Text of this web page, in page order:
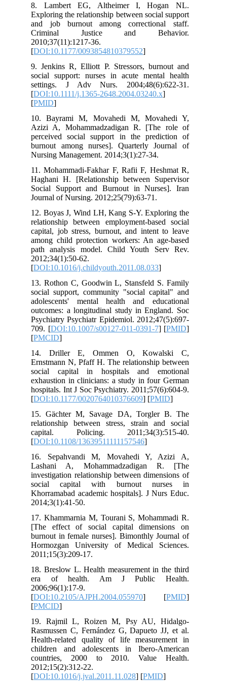
8. Lambert EG, Altheimer I, Hogan NL.
Exploring the relationship between social support
and job burnout among correctional staff.
Criminal Justice and Behavior.
2010;37(11):1217-36.
[DOI:10.1177/0093854810379552
9. Jenkins R, Elliott P. Stressors, burnout and
social support: nurses in acute mental health
settings. J Adv Nurs. 2004;48(6):622-31.
[DOI:10.1111/j.1365-2648.2004.03240.x
[PMID
10. Bayrami M, Movahedi M, Movahedi Y,
Azizi A, Mohammadzadigan R. [The role of
perceived social support in the prediction of
burnout among nurses]. Quarterly Journal of
Nursing Management. 2014;3(1):27-34.
11. Mohammadi-Fakhar F, Rafii F, Heshmat R,
Haghani H. [Relationship between Supervisor
Social Support and Burnout in Nurses]. Iran
Journal of Nursing. 2012;25(79):63-71.
12. Boyas J, Wind LH, Kang S-Y. Exploring the
relationship between employment-based social
capital, job stress, burnout, and intent to leave
among child protection workers: An age-based
path analysis model. Child Youth Serv Rev.
2012;34(1):50-62.
[DOI:10.1016/j.childyouth.2011.08.033
13. Rothon C, Goodwin L, Stansfeld S. Family
social support, community "social capital" and
adolescents' mental health and educational
outcomes: a longitudinal study in England. Soc
Psychiatry Psychiatr Epidemiol. 2012;47(5):697-
709. [DOI:10.1007/s00127-011-0391-7] [PMID
[PMCID
14. Driller E, Ommen O, Kowalski C,
Ernstmann N, Pfaff H. The relationship between
social capital in hospitals and emotional
exhaustion in clinicians: a study in four German
hospitals. Int J Soc Psychiatry. 2011;57(6):604-9.
[DOI:10.1177/0020764010376609] [PMID
15. Gächter M, Savage DA, Torgler B. The
relationship between stress, strain and social
capital. Policing. 2011;34(3):515-40.
[DOI:10.1108/13639511111157546
16. Sepahvandi M, Movahedi Y, Azizi A,
Lashani A, Mohammadzadigan R. [The
investigation relationship between dimensions of
social capital with burnout nurses in
Khorramabad academic hospitals]. J Nurs Educ.
2014;3(1):41-50.
17. Khammarnia M, Tourani S, Mohammadi R.
[The effect of social capital dimensions on
burnout in female nurses]. Bimonthly Journal of
Hormozgan University of Medical Sciences.
2011;15(3):209-17.
18. Breslow L. Health measurement in the third
era of health. Am J Public Health.
2006;96(1):17-9.
[DOI:10.2105/AJPH.2004.055970 ] [PMID
[PMCID
19. Rajmil L, Roizen M, Psy AU, Hidalgo-
Rasmussen C, Fernández G, Dapueto JJ, et al.
Health-related quality of life measurement in
children and adolescents in Ibero-American
countries, 2000 to 2010. Value Health.
2012;15(2):312-22.
[DOI:10.1016/j.jval.2011.11.028] [PMID